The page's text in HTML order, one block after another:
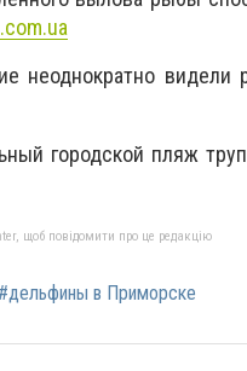
неоднократно видели
городской пляж
щоб повідомити про це редакцію
#дельфины в Приморске